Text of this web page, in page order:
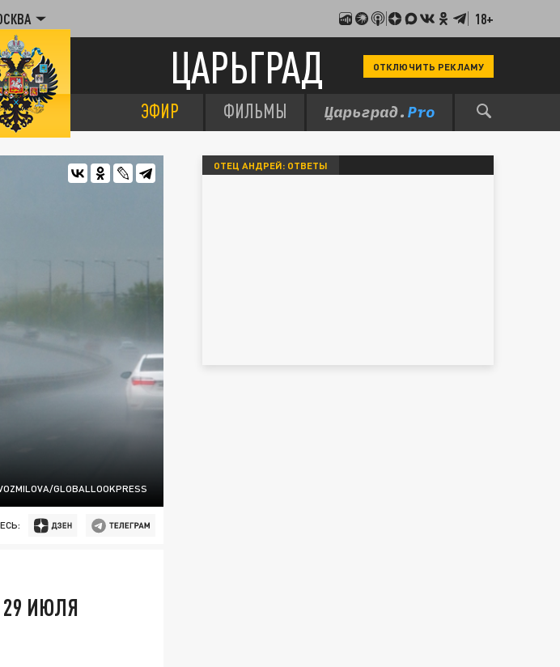
18+
ЦАРЬГРАД ОТКЛЮЧИТЬ РЕКЛАМУ
ЭФИР ФИЛЬМЫ
GLOBALLOOKPRESS
ИЮЛЯ
ОТЕЦ АНДРЕЙ: ОТВЕТЫ